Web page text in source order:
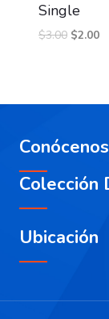
Single
$3.00 $2.00
Conócenos
Colección
Ubicación